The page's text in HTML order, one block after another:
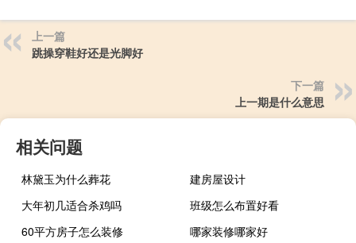
上一篇
跳操穿鞋好还是光脚好
下一篇
上一期是什么意思
相关问题
林黛玉为什么葬花
建房屋设计
大年初几适合杀鸡吗
班级怎么布置好看
60平方房子怎么装修
哪家装修哪家好